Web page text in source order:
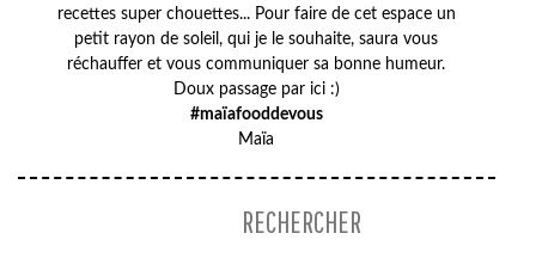
recettes super chouettes... Pour faire de cet espace un
petit rayon de soleil, qui je le souhaite, saura vous
réchauffer et vous communiquer sa bonne humeur.
Doux passage par ici :)
#maïafooddevous
Maïa